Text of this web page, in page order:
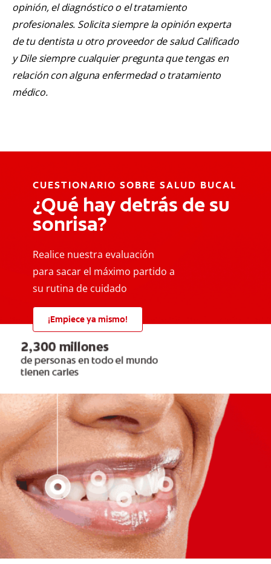
opinión, el diagnóstico o el tratamiento
profesionales. Solicita siempre la opinión experta
de tu dentista u otro proveedor de salud Calificado
y Dile siempre cualquier pregunta que tengas en
relación con alguna enfermedad o tratamiento
médico.
CUESTIONARIO SOBRE SALUD BUCAL
¿Qué hay detrás de su
sonrisa?
Realice nuestra evaluación
para sacar el máximo partido a
su rutina de cuidado
¡Empiece ya mismo!